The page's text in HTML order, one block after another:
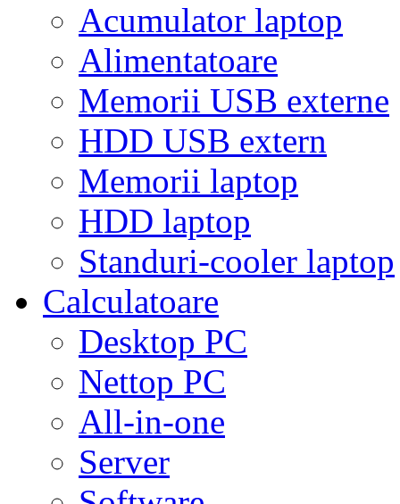
Acumulator laptop
Alimentatoare
Memorii USB externe
HDD USB extern
Memorii laptop
HDD laptop
Standuri-cooler laptop
Calculatoare
Desktop PC
Nettop PC
All-in-one
Server